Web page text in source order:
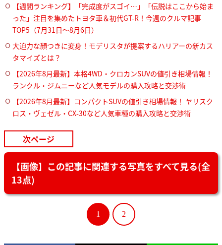
【週間ランキング】「完成度がスゴイ…」「伝説はここから始ま
った」注目を集めたトヨタ車＆初代GT-R！今週のクルマ記事
TOP5（7月31日〜8月6日）
大迫力な顔つきに変身！モデリスタが提案するハリアーの新カス
タマイズとは？
【2026年8月最新】本格4WD・クロカンSUVの値引き相場情報！
ランクル・ジムニーなど人気モデルの購入攻略と交渉術
【2026年8月最新】コンパクトSUVの値引き相場情報！ ヤリスク
ロス・ヴェゼル・CX-30など人気車種の購入攻略と交渉術
次ページ
【画像】この記事に関連する写真をすべて見る(全
13点)
1 2